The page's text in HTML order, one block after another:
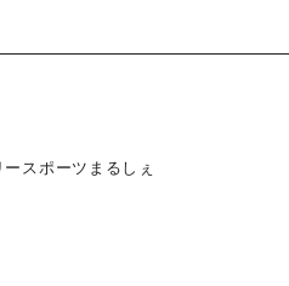
スポーツまるしぇ